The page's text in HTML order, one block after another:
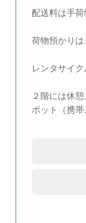
配送料は手荷
荷物預かりは
レンタサイク
２階には休
ポット（携帯